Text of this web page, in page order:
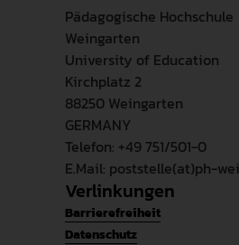
Pädagogische Hochschule
Weingarten
University of Education
Kirchplatz 2
88250 Weingarten
GERMANY
Telefon: +49 751/501-0
E.Mail: poststelle(at)ph-
Verlinkungen
Barrierefreiheit
Datenschutz